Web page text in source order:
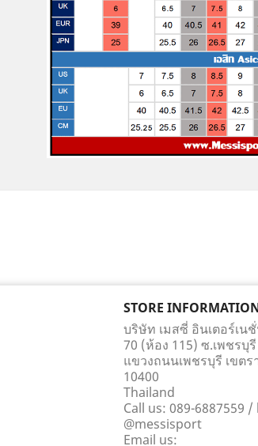
STORE
บริษัท เมสซี่ อินเตอร์เน
70 (ห้อง 115) ซ.เพชรบุ
แขวงถนนเพชรบุรี เขตร
10400
Thailand
Call us: 089-6887559 /
@messisport
Email us: